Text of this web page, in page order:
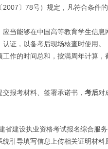
〕78号）规定，凡符合条件
能够在中国高等教育学生信息
证，以备考后现场核查时使用。
的时间总和，按满周年计算，
报考材料、签署承诺书， 考后对
省建设执业资格考试报名综合服
引导填写信息上传相关证明材料